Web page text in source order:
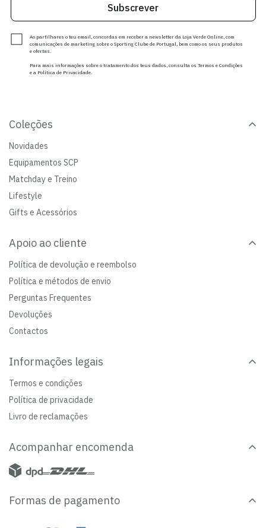
Subscrever
Ao partilhares o teu email, concordas em receber a newsletter da Loja Verde Online, com
comunicações de marketing sobre o Sporting Clube de Portugal, bem como os seus produtos
e ofertas.
Para mais informações sobre o tratamento dos teus dados, consulta os Termos e Condições
e a Política de Privacidade.
Coleções
Novidades
Equipamentos SCP
Matchday e Treino
Lifestyle
Gifts e Acessórios
Apoio ao cliente
Política de devolução e reembolso
Política e métodos de envio
Perguntas Frequentes
Devoluções
Contactos
Informações legais
Termos e condições
Política de privacidade
Livro de reclamações
Acompanhar encomenda
Formas de pagamento